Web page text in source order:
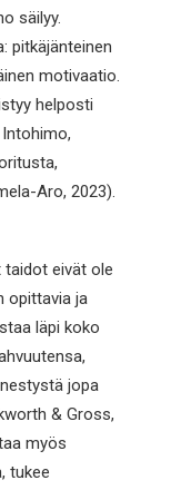
säilyy.
pitkäjänteinen
motivaatio.
helposti
Aro, 2023).
eivät ole
opittavia ja
läpi koko
jopa
& Gross,
myös
tukee